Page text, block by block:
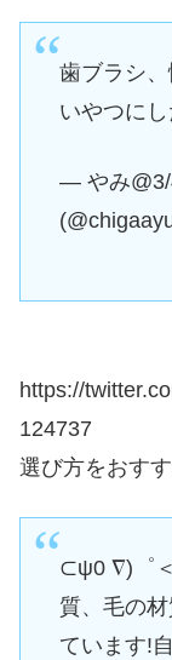
歯ブラシ
いやつにし
— やみ@3/
https://
124737
選び方をおす
⊂ψ0 ∇)゜
質、毛の
ています!